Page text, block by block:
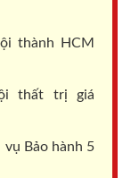
thành HCM
thất trị giá
Bảo hành 5